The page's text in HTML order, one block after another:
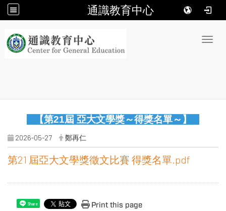
通識教育中心
【第21屆 亞大文學獎～得獎名單～】
2026-05-27 鄭再仁
第21 屆亞大文學獎徵文比賽 得獎名單.pdf
Share Print this page